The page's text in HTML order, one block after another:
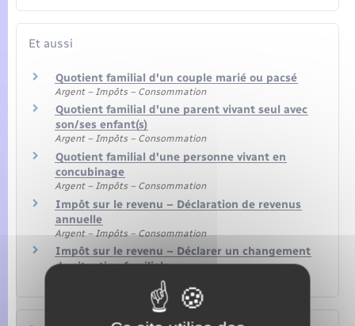
Et aussi
Quotient familial d'un couple marié ou pacsé
Argent – Impôts – Consommation
Quotient familial d'une parent vivant seul avec
son/ses enfant(s)
Argent – Impôts – Consommation
Quotient familial d'une personne vivant en
concubinage
Argent – Impôts – Consommation
Impôt sur le revenu – Déclaration de revenus
annuelle
Argent – Impôts – Consommation
Impôt sur le revenu – Déclarer un changement
de situation familiale
Argent – Impôts – Consommation